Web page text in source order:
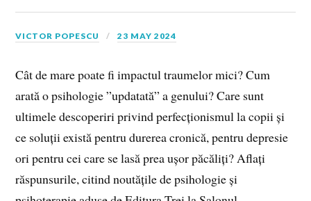
VICTOR POPESCU 23 MAY 2024
Cât de mare poate fi impactul traumelor mici? Cum
arată o psihologie ”updatată” a genului? Care sunt
ultimele descoperiri privind perfecționismul la copii și
ce soluții există pentru durerea cronică, pentru depresie
ori pentru cei care se lasă prea ușor păcăliți? Aflați
răspunsurile, citind noutățile de psihologie și